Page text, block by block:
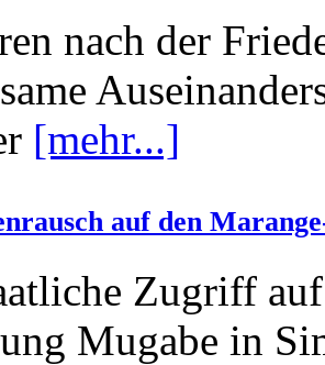
nach der
[mehr...]
auf den
Zugriff
Mugabe in